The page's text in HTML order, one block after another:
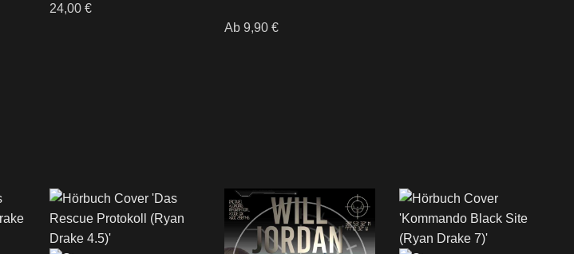
24,00 €
Ab 9,90 €